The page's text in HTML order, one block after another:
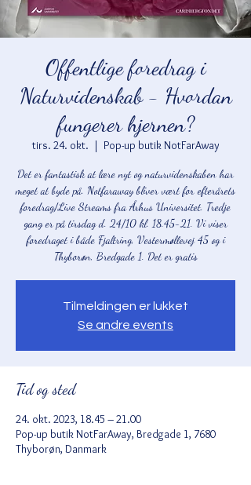
Offentlige foredrag i
Naturvidenskab - Hvordan
fungerer hjernen?
tirs. 24. okt.
  |
Pop-up butik NotFarAway
Det er fantastisk at lære nyt og naturvidenskaben har
meget at byde på. Notfaraway bliver vært for efterårets
foredrag/Live Streams fra Århus Universitet. Tredje
gang er på tirsdag d. 24/10 kl. 18.45-21. Vi viser
foredraget i både Fjaltring, Vestermøllevej 45 og i
Thyborøn, Bredgade 1. Det er gratis
Tilmeldingen er lukket
Se andre events
Tid og sted
24. okt. 2023, 18.45 – 21.00
Pop-up butik NotFarAway, Bredgade 1, 7680
Thyborøn, Danmark